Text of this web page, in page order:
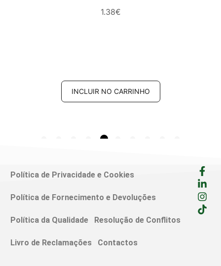
1.38€
INCLUIR NO CARRINHO
Política de Privacidade e Cookies
Política de Fornecimento e Devoluções
Política da Qualidade Resolução de Conflitos
Livro de Reclamações Contactos